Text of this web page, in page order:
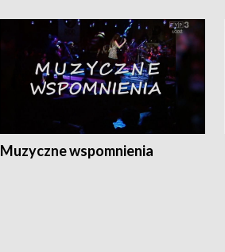
Muzyczne wspomnienia